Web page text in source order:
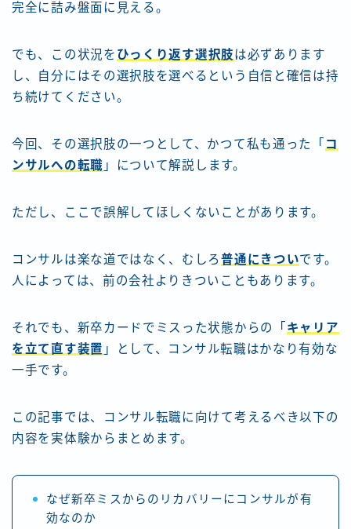
完全に詰み盤面に見える。
でも、この状況を ひっくり返す選択肢は必ずあります
し、自分にはその選択肢を選べるという自信と確信は持
ち続けてください。
今回、その選択肢の一つとして、かつて私も通った「 コ
ンサルへの転職 」について解説します。
ただし、ここで誤解してほしくないことがあります。
コンサルは楽な道ではなく、むしろ普通にきついです。
人によっては、前の会社よりきついこともあります。
それでも、新卒カードでミスった状態からの「 キャリア
を立て直す装置 」として、コンサル転職はかなり有効な
一手です。
この記事では、コンサル転職に向けて考えるべき以下の
内容を実体験からまとめます。
なぜ新卒ミスからのリカバリーにコンサルが有
効なのか